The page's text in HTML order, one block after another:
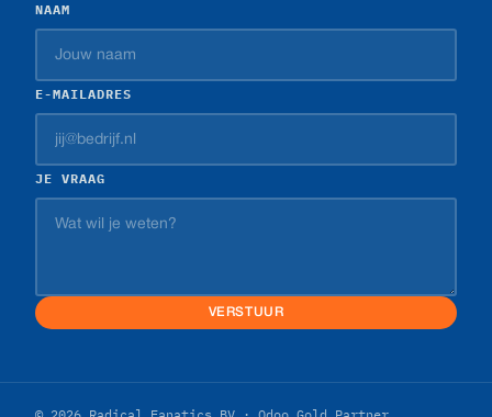
NAAM
E-MAILADRES
JE VRAAG
VERSTUUR